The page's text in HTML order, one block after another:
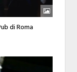
di Roma